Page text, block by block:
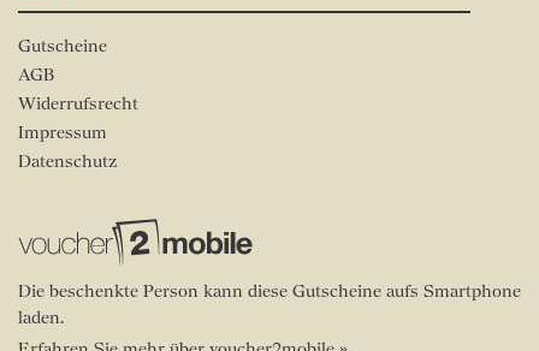
Gutscheine
AGB
Widerrufsrecht
Impressum
Datenschutz
Die beschenkte Person kann diese Gutscheine aufs Smartphone
laden.